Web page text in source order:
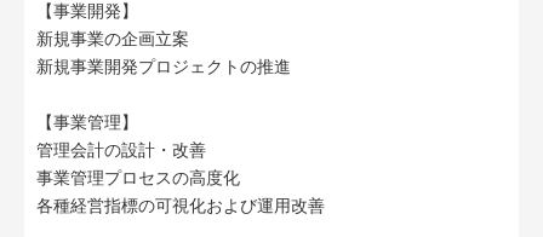
【事業開発】
新規事業の企画立案
新規事業開発プロジェクトの推進
【事業管理】
管理会計の設計・改善
事業管理プロセスの高度化
各種経営指標の可視化および運用改善